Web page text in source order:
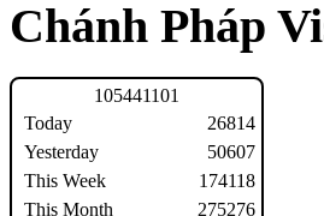
Chánh Pháp
105441101
Today
Yesterday
This Week
This Month
26814
50607
174118
275276